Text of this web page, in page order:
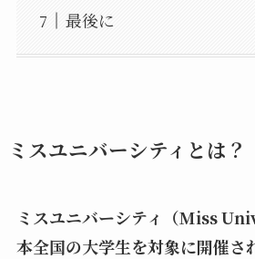
最後に
ミスユニバーシティとは？
ミスユニバーシティ（Miss
本全国の大学生を対象に開催さ